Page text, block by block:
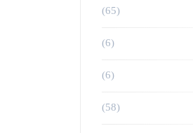
(65)
(6)
(6)
(58)